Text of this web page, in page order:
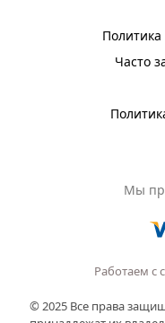
Часто
Мы
Работаем с
© 2025 Все права